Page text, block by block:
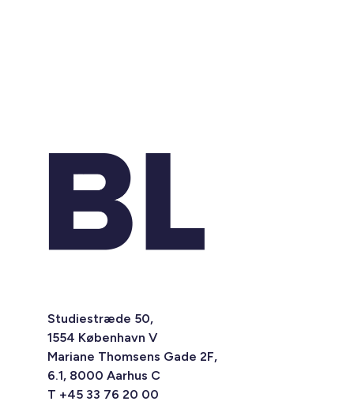
Studiestræde 50,
1554 København V
Mariane Thomsens Gade 2F,
6.1, 8000 Aarhus C
T +45 33 76 20 00